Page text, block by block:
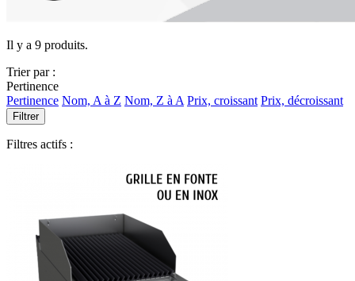
Il y a 9 produits.
Trier par :
Pertinence
Pertinence Nom, A à Z Nom, Z à A Prix, croissant Prix, décroissant
Filtrer
Filtres actifs :